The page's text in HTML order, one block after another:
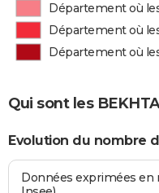
Département où
Département où
Département où
Qui sont les
Evolution du nombre
Données exprimées en